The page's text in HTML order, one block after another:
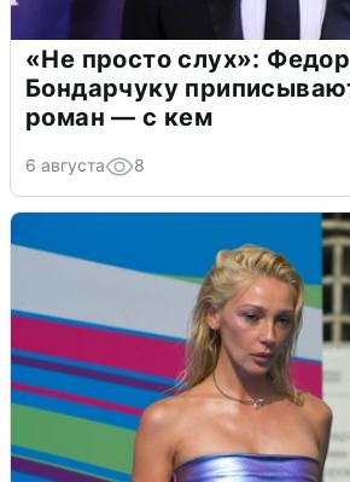
«Не просто слух»:
Бондарчуку
роман — с кем
6 августа 8